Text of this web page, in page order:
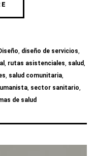
diseño de servicios
rutas asistenciales salud
salud comunitaria,
, sector sanitario
de salud